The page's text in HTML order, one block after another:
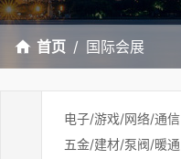
首页 国际会展
电子/游戏/网络/通信
五金/建材/泵阀/暖通